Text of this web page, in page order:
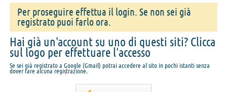
Per proseguire effettua il login. Se non sei già
registrato puoi farlo ora.
Hai già un'account su uno di questi siti? Clicca
sul logo per effettuare l'accesso
Se sei già registrato a Google (Gmail) potrai accedere al sito in pochi istanti senza
dover fare alcuna registrazione.